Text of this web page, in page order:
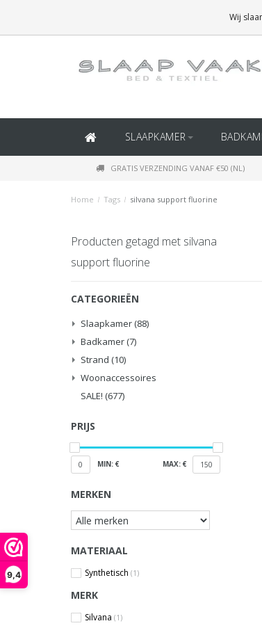
9,4
(BINNEN BELGIË)
SLAAPKAMER
GRATIS VERZENDING VANAF €50 (NL)
Home / Tags / silvana support fluorine
Producten getagd met silvana
support fluorine
CATEGORIEËN
Slaapkamer (88)
Badkamer (7)
Strand (10)
Woonaccessoires
SALE! (677)
PRIJS
0 MIN: € MAX: € 150
MERKEN
MATERIAAL
Synthetisch (1)
MERK
Silvana (1)
Wij